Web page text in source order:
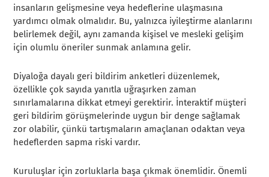
insanların gelişmesine veya hedeflerine ulaşmasına
yardımcı olmak olmalıdır. Bu, yalnızca iyileştirme alanlarını
belirlemek değil, aynı zamanda kişisel ve mesleki gelişim
için olumlu öneriler sunmak anlamına gelir.
Diyaloğa dayalı geri bildirim anketleri düzenlemek,
özellikle çok sayıda yanıtla uğraşırken zaman
sınırlamalarına dikkat etmeyi gerektirir. İnteraktif müşteri
geri bildirim görüşmelerinde uygun bir denge sağlamak
zor olabilir, çünkü tartışmaların amaçlanan odaktan veya
hedeflerden sapma riski vardır.
Kuruluşlar için zorluklarla başa çıkmak önemlidir. Önemli